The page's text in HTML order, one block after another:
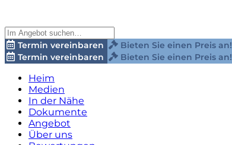
Termin vereinbaren Bieten Sie einen Preis an!
Termin vereinbaren
Bieten Sie einen Preis an!
Heim
Medien
In der Nähe
Dokumente
Angebot
Über uns